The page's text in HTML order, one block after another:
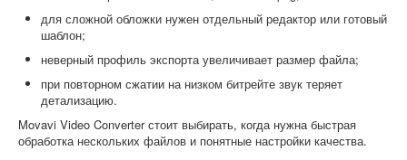
для сложной обложки нужен отдельный редактор или готовый
шаблон;
неверный профиль экспорта увеличивает размер файла;
при повторном сжатии на низком битрейте звук теряет
детализацию.
Movavi Video Converter стоит выбирать, когда нужна быстрая
обработка нескольких файлов и понятные настройки качества.